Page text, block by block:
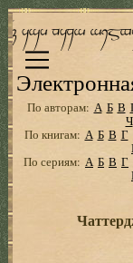
По авторам: А Б В
Ч
По книгам: А Б В Г
По сериям: А Б В Г